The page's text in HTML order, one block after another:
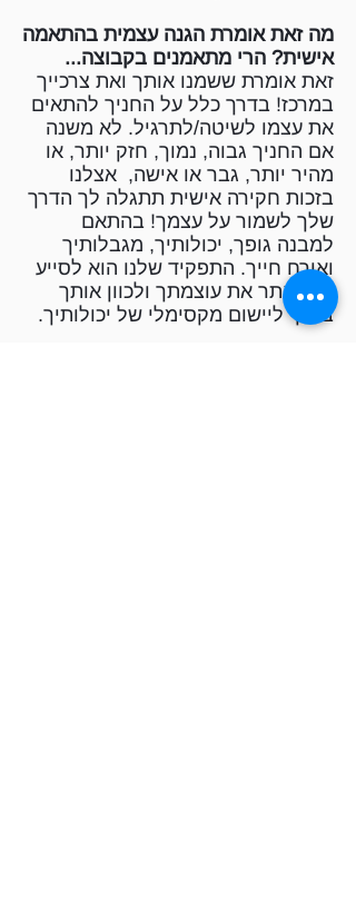
מה זאת אומרת הגנה עצמית בהתאמה
אישית? הרי מתאמנים בקבוצה...
זאת אומרת ששמנו אותך ואת צרכייך
במרכז! בדרך כלל על החניך להתאים
את עצמו לשיטה/לתרגיל. לא משנה
אם החניך גבוה, נמוך, חזק יותר, או
מהיר יותר, גבר או אישה, אצלנו
בזכות חקירה אישית תתגלה לך הדרך
שלך לשמור על עצמך! בהתאם
למבנה גופך, יכולותיך, מגבלותיך
ואורח חייך. התפקיד שלנו הוא לסייע
לך לאתר את עוצמתך ולכוון אותך
בדרך ליישום מקסימלי של יכולותיך.